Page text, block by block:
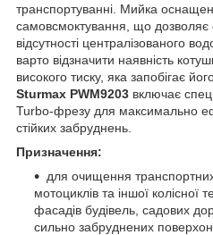
транспортуванні. Мийка
самовсмоктування, що дозволяє
відсутності централізованого
варто відзначити наявність
високого тиску, яка запобігає
Sturmax PWM9203 включає
Turbo-фрезу для максимально
стійких забруднень.
Призначення:
для очищення транспортних
мотоциклів та іншої колісної
фасадів будівель, садових
сильно забруднених